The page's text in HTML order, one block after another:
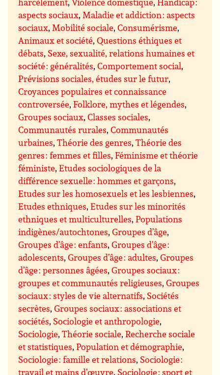
aspects sociaux,Maladie et addiction : aspects
sociaux,Mobilité sociale,Consumérisme,
Animaux et société,Questions éthiques et
débats, Sexe, sexualité, relations humaines et
société : généralités,Comportement social,
Prévisions sociales, études sur le futur,
Croyances populaires et connaissance
controversée,Folklore, mythes et légendes,
Groupes sociaux,Classes sociales,
Communautés rurales,Communautés
urbaines,Théorie des genres,Théorie des
genres : femmes et filles,Féminisme et théorie
féministe,Etudes sociologiques de la
différence sexuelle : hommes et garçons,
Etudes sur les homosexuels et les lesbiennes,
Etudes ethniques,Etudes sur les minorités
ethniques et multiculturelles,Populations
indigènes/autochtones,Groupes d’âge,
Groupes d’âge : enfants,Groupes d’âge :
adolescents,Groupes d’âge : adultes,Groupes
d’âge : personnes âgées,Groupes sociaux :
groupes et communautés religieuses,Groupes
sociaux : styles de vie alternatifs, Sociétés
secrètes,Groupes sociaux : associations et
sociétés, Sociologie et anthropologie,
Sociologie,Théorie sociale,Recherche sociale
et statistiques,Population et démographie,
Sociologie : famille et relations, Sociologie :
travail et mains d’œuvre, Sociologie : sport et